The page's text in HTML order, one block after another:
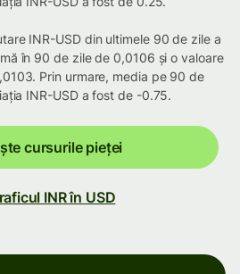
INR-USD din ultimele 90 de zile a
în 90 de zile de 0,0106 și o valoare
Prin urmare, media pe 90 de
INR-USD a fost de -0.75.
cursurile pieței
INR în USD